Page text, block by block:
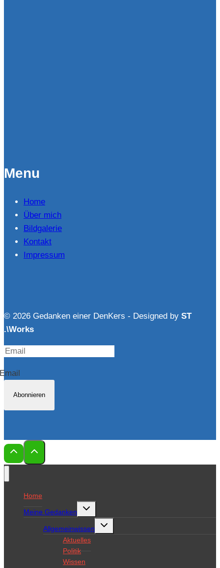
Menu
Home
Über mich
Bildgalerie
Kontakt
Impressum
© 2026 Gedanken einer DenKers - Designed by ST
.\Works
Email
Abonnieren
Home
Meine Gedanken
Untermenü
Allgemeinwissen
Untermenü
Aktuelles
Politik
Wissen